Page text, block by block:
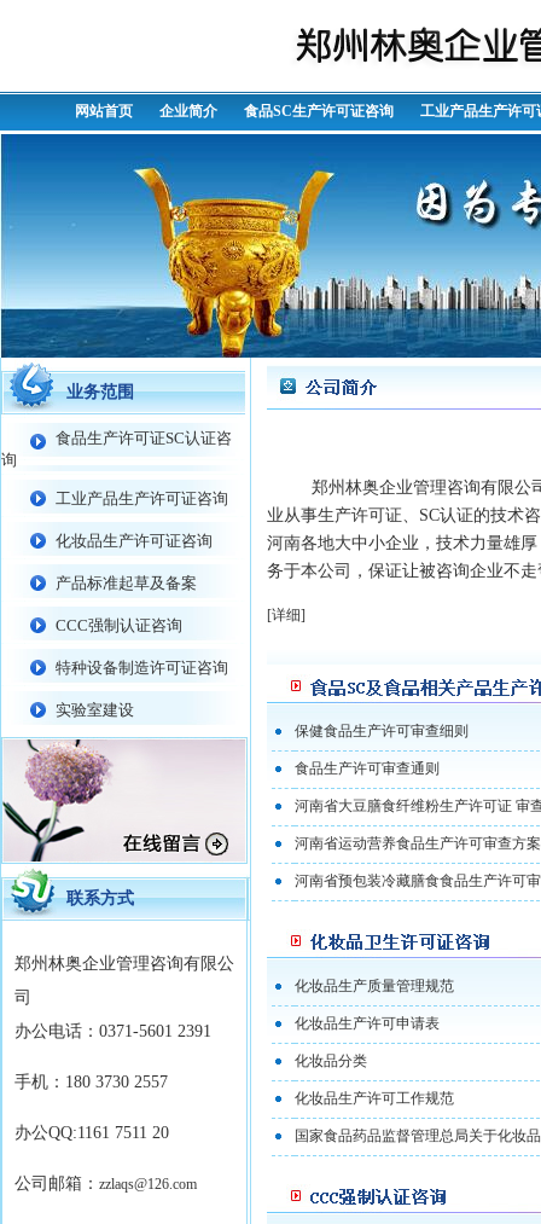
网站首页 企业简介 食品SC生产许可证咨询 工业产品生产许可
业务范围
食品生产许可证SC认证咨
询
工业产品生产许可证咨询
化妆品生产许可证咨询
产品标准起草及备案
CCC强制认证咨询
特种设备制造许可证咨询
实验室建设
联系方式
郑州林奥企业管理咨询有限公
司
办公电话：0371-5601 2391
手机：180 3730 2557
办公QQ:1161 7511 20
公司邮箱： zzlaqs@126.com
郑州林奥企业管理咨询有限公
业从事生产许可证、SC认证的技术
河南各地大中小企业，技术力量雄
务于本公司，保证让被咨询企业不
[详细]
保健食品生产许可审查细则
食品生产许可审查通则
河南省大豆膳食纤维粉生产许可证 审
河南省运动营养食品生产许可审查方
河南省预包装冷藏膳食食品生产许可
化妆品生产质量管理规范
化妆品生产许可申请表
化妆品分类
化妆品生产许可工作规范
国家食品药品监督管理总局关于化妆